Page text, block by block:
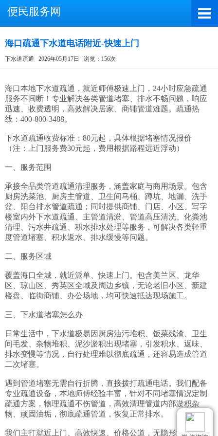
便民服务网
海口疏通下水道电话附近-快速上门
下水道疏通 2026年05月17日 浏览：156次
海口本地下水道疏通，就近师傅极速上门，24小时应急疏通
服务不间断！专业解决各类管道堵塞、排水不畅问题，响应
迅速、收费透明，高效解决居家、商铺管道难题。疏通热
线：400-800-3488。
下水道疏通收费标准：80元起，具体根据堵塞情况报价
（注：上门服务费30元起，费用根据路程远近浮动）
一、服务范围
承接全品类管道疏通清理服务，涵盖家庭与商用场景。包含
厨房洗菜池、厨房主管道、卫生间马桶、蹲坑、地漏、洗手
盆、阳台排水管道疏通；同时提供商铺、门店、小区、写字
楼室内外下水道疏通、主管道清淤、管道高压清洗、化粪池
清理、污水井疏通、积水排水处理等服务，可解决各类轻重
度管道堵塞、积水返水、排水缓慢等问题。
二、服务区域
覆盖海口全城，就近派单、快速上门。包含美兰区、龙华
区、琼山区、秀英区全域及周边乡镇，无论老旧小区、新建
楼盘、临街商铺、办公场地，均可快速抵达现场施工。
三、下水道堵塞怎么办
日常生活中，下水道极易因厨房油污堆积、饭菜残渣、卫生
间毛发、杂物堆积、泥沙淤积出现堵塞，引发积水、返味、
排水变慢等情况，自行处理难以彻底疏通，还容易造成管道
二次堵塞。
遇到管道堵塞无需自行折腾，直接拨打疏通电话。我们配备
专业疏通设备，本地师傅经验丰富，针对不同堵塞情况定制
疏通方案，物理疏通不伤管道，高效清理管道内部淤积杂
物、顽固油垢，彻底疏通管道，恢复正常排水。
我们主打就近上门、高效快速、价格公道，无隐形消费，全
微信号：A4000066885
（长按复制微信号，添加好友）